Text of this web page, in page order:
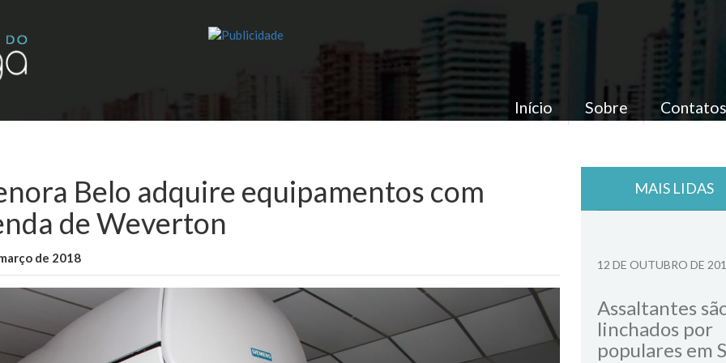
Início Sobre Contatos
Belo adquire equipamentos com
de Weverton
de 2018
MAIS LIDAS
12 DE OUTUBRO DE
Assaltantes
linchados por
populares em